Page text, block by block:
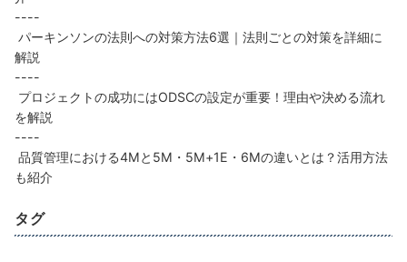
----
パーキンソンの法則への対策方法6選｜法則ごとの対策を詳細に
解説
----
プロジェクトの成功にはODSCの設定が重要！理由や決める流れ
を解説
----
品質管理における4Mと5M・5M+1E・6Mの違いとは？活用方法
も紹介
タグ